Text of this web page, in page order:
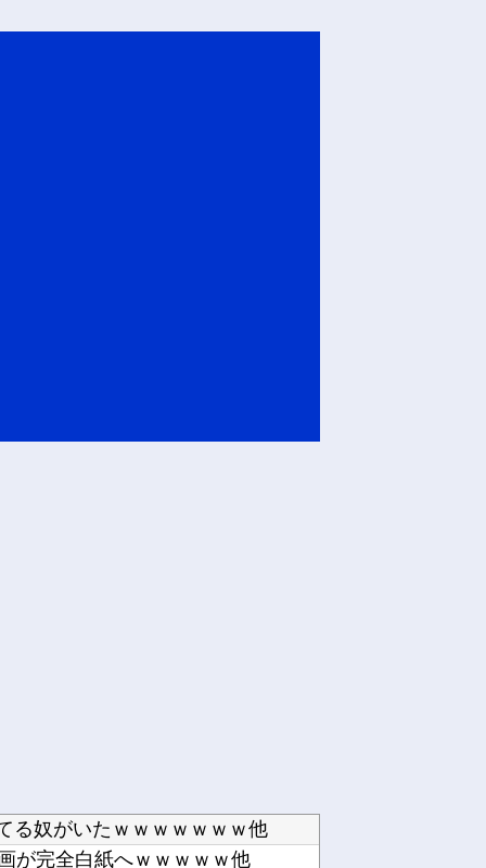
る奴がいたｗｗｗｗｗｗｗ他
が完全白紙へｗｗｗｗｗ他